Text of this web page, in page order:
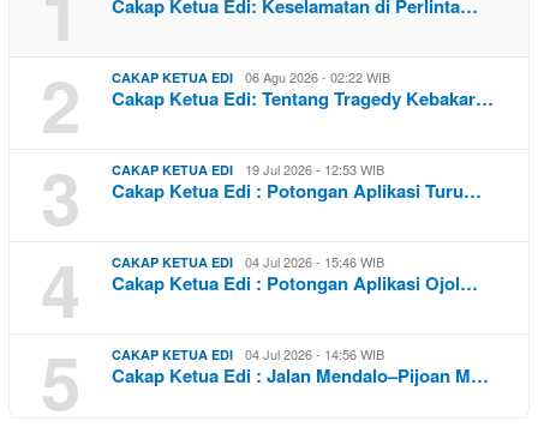
Cakap Ketua Edi: Keselamatan di Perlinta…
2 CAKAP KETUA EDI 06 Agu 2026 - 02:22 WIB
Cakap Ketua Edi: Tentang Tragedy Kebakar…
3 CAKAP KETUA EDI 19 Jul 2026 - 12:53 WIB
Cakap Ketua Edi : Potongan Aplikasi Turu…
4 CAKAP KETUA EDI 04 Jul 2026 - 15:46 WIB
Cakap Ketua Edi : Potongan Aplikasi Ojol…
5 CAKAP KETUA EDI 04 Jul 2026 - 14:56 WIB
Cakap Ketua Edi : Jalan Mendalo–Pijoan M…